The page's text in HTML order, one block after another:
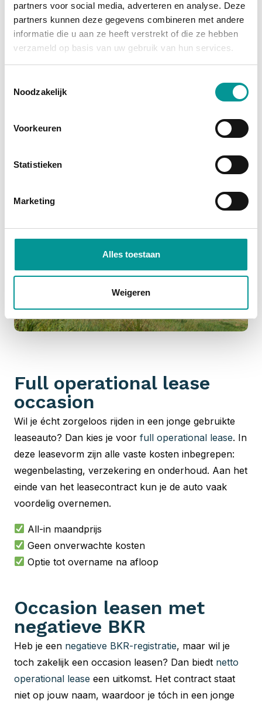
partners voor social media, adverteren en analyse. Deze
partners kunnen deze gegevens combineren met andere
informatie die u aan ze heeft verstrekt of die ze hebben
verzameld op basis van uw gebruik van hun services.
Noodzakelijk
Voorkeuren
Statistieken
Marketing
Alles toestaan
Weigeren
grootste afschrijving is al gedaan, en je profiteert
van
fiscale voordelenzoals investeringsaftrek en
btw-teruggave (bij een btw-auto). Je wordt namelijk
vrij houdt voor andere investeringen.
Full operational lease
occasion
Wil je écht zorgeloos rijden in een jonge gebruikte
leaseauto? Dan kies je voor full operational lease. In
deze leasevorm zijn alle vaste kosten inbegrepen:
wegenbelasting, verzekering en onderhoud. Aan het
einde van het leasecontract kun je de auto vaak
voordelig overnemen.
All-in maandprijs
Geen onverwachte kosten
Optie tot overname na afloop
Occasion leasen met
negatieve BKR
Heb je een negatieve BKR-registratie, maar wil je
toch zakelijk een occasion leasen? Dan biedt netto
operational lease een uitkomst. Het contract staat
niet op jouw naam, waardoor je tóch in een jonge